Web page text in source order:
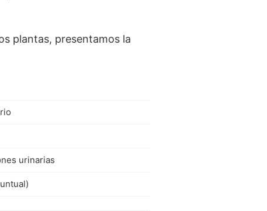
plantas, presentamos la
urinarias